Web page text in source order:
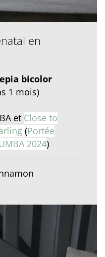
en
bicolor
1 mois)
et Close to
(Portée
2024)